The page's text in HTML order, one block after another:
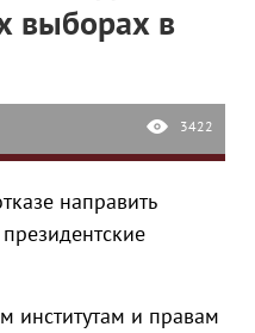
выборах в
3422
направить
институтам и правам